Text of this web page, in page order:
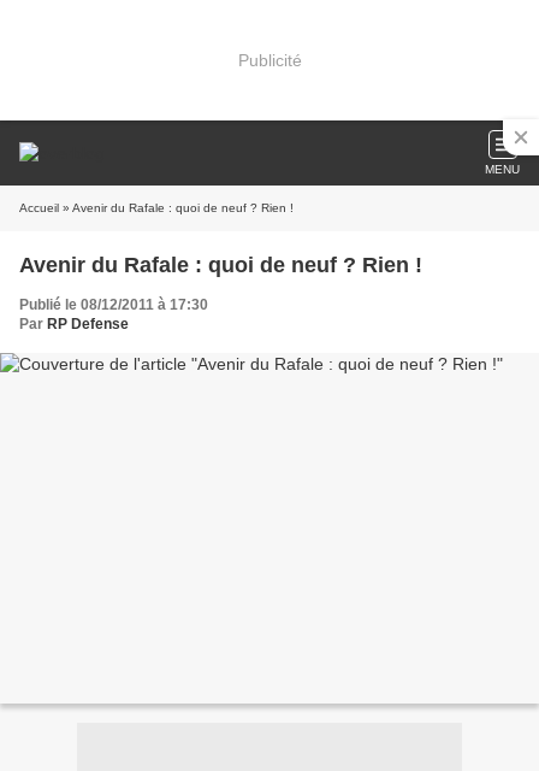
Publicité
MENU
Accueil » Avenir du Rafale : quoi de neuf ? Rien !
Avenir du Rafale : quoi de neuf ? Rien !
Publié le 08/12/2011 à 17:30
Par RP Defense